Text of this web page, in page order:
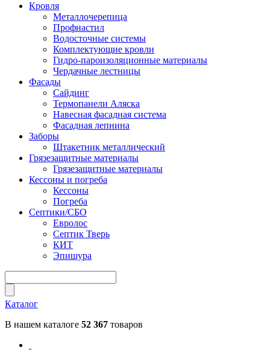
Кровля
Металлочерепица
Профнастил
Водосточные системы
Комплектующие кровли
Гидро-пароизоляционные материалы
Чердачные лестницы
Фасады
Сайдинг
Термопанели Аляска
Навесная фасадная система
Фасадная лепнина
Заборы
Штакетник металлический
Грязезащитные материалы
Грязезащитные материалы
Кессоны и погреба
Кессоны
Погреба
Септики/СБО
Евролос
Септик Тверь
КИТ
Эпишура
Каталог
В нашем каталоге 52 367 товаров